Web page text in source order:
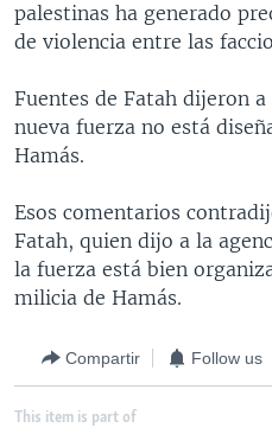
TECNOLOGÍA
CIENCIA Y SALUD
FOTOGRAFÍA
EL MUNDO AL DÍA
VISIÓN 360
LAS CLAVES
RADIO
AUDIONOTICIAS
BUENOS DÍAS AMÉRICA
EL MUNDO AL DÍA [RADIO]
FORO [RADIO]
NOTA ECONÓMICA
ENTRETENIMIENTO
DOCUMENTALES DE LA VOA
SÍGANOS
Idiomas
palestinas ha generado
de violencia entre las
Fuentes de Fatah dijeron
nueva fuerza no está
Hamás.
Esos comentarios
Fatah, quien dijo a la
la fuerza está bien
milicia de Hamás.
Compartir Follow us
This item is part of